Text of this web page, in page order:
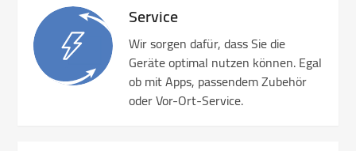
Service
Wir sorgen dafür, dass Sie die
Geräte optimal nutzen können. Egal
ob mit Apps, passendem Zubehör
oder Vor-Ort-Service.